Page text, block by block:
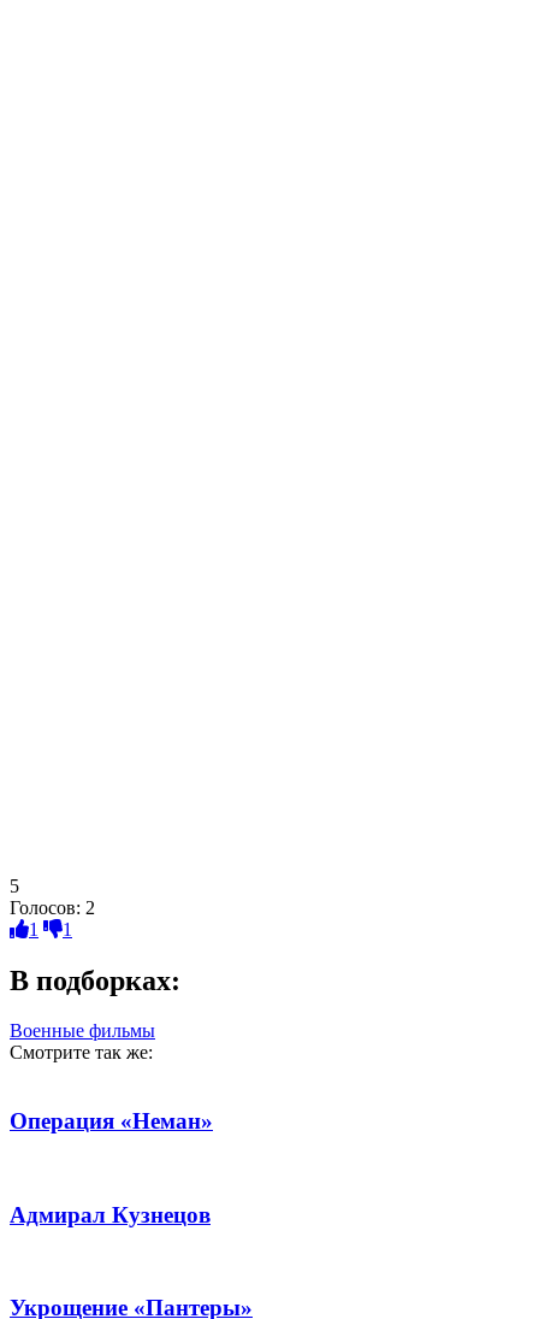
5
Голосов: 2
1
1
В подборках:
Военные фильмы
Смотрите так же:
Операция «Неман»
Адмирал Кузнецов
Укрощение «Пантеры»